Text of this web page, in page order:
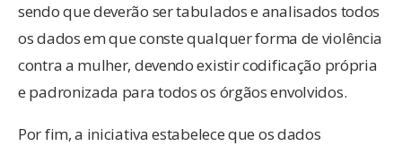
sendo que deverão ser tabulados e analisados todos
os dados em que conste qualquer forma de violência
contra a mulher, devendo existir codificação própria
e padronizada para todos os órgãos envolvidos.
Por fim, a iniciativa estabelece que os dados